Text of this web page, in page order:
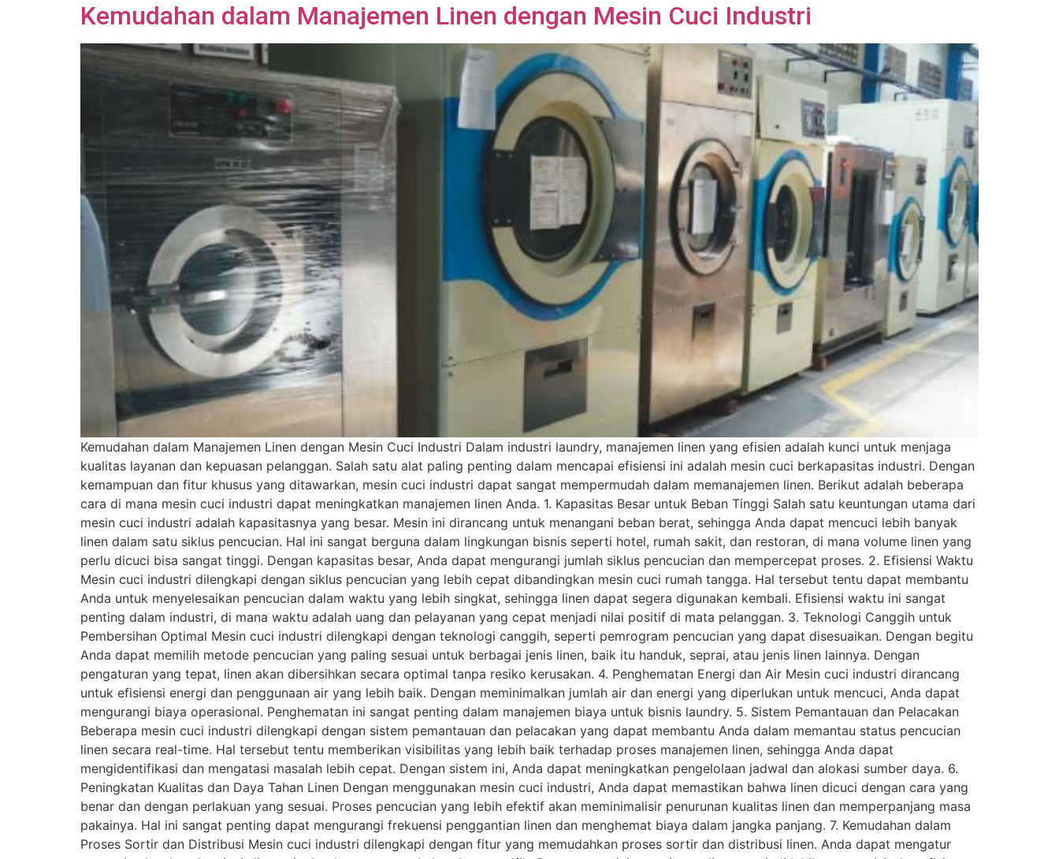
Kemudahan dalam Manajemen Linen dengan Mesin Cuci Industri
Kemudahan dalam Manajemen Linen dengan Mesin Cuci Industri Dalam industri laundry, manajemen linen yang efisien adalah kunci untuk menjaga
kualitas layanan dan kepuasan pelanggan. Salah satu alat paling penting dalam mencapai efisiensi ini adalah mesin cuci berkapasitas industri. Dengan
kemampuan dan fitur khusus yang ditawarkan, mesin cuci industri dapat sangat mempermudah dalam memanajemen linen. Berikut adalah beberapa
cara di mana mesin cuci industri dapat meningkatkan manajemen linen Anda. 1. Kapasitas Besar untuk Beban Tinggi Salah satu keuntungan utama dari
mesin cuci industri adalah kapasitasnya yang besar. Mesin ini dirancang untuk menangani beban berat, sehingga Anda dapat mencuci lebih banyak
linen dalam satu siklus pencucian. Hal ini sangat berguna dalam lingkungan bisnis seperti hotel, rumah sakit, dan restoran, di mana volume linen yang
perlu dicuci bisa sangat tinggi. Dengan kapasitas besar, Anda dapat mengurangi jumlah siklus pencucian dan mempercepat proses. 2. Efisiensi Waktu
Mesin cuci industri dilengkapi dengan siklus pencucian yang lebih cepat dibandingkan mesin cuci rumah tangga. Hal tersebut tentu dapat membantu
Anda untuk menyelesaikan pencucian dalam waktu yang lebih singkat, sehingga linen dapat segera digunakan kembali. Efisiensi waktu ini sangat
penting dalam industri, di mana waktu adalah uang dan pelayanan yang cepat menjadi nilai positif di mata pelanggan. 3. Teknologi Canggih untuk
Pembersihan Optimal Mesin cuci industri dilengkapi dengan teknologi canggih, seperti pemrogram pencucian yang dapat disesuaikan. Dengan begitu
Anda dapat memilih metode pencucian yang paling sesuai untuk berbagai jenis linen, baik itu handuk, seprai, atau jenis linen lainnya. Dengan
pengaturan yang tepat, linen akan dibersihkan secara optimal tanpa resiko kerusakan. 4. Penghematan Energi dan Air Mesin cuci industri dirancang
untuk efisiensi energi dan penggunaan air yang lebih baik. Dengan meminimalkan jumlah air dan energi yang diperlukan untuk mencuci, Anda dapat
mengurangi biaya operasional. Penghematan ini sangat penting dalam manajemen biaya untuk bisnis laundry. 5. Sistem Pemantauan dan Pelacakan
Beberapa mesin cuci industri dilengkapi dengan sistem pemantauan dan pelacakan yang dapat membantu Anda dalam memantau status pencucian
linen secara real-time. Hal tersebut tentu memberikan visibilitas yang lebih baik terhadap proses manajemen linen, sehingga Anda dapat
mengidentifikasi dan mengatasi masalah lebih cepat. Dengan sistem ini, Anda dapat meningkatkan pengelolaan jadwal dan alokasi sumber daya. 6.
Peningkatan Kualitas dan Daya Tahan Linen Dengan menggunakan mesin cuci industri, Anda dapat memastikan bahwa linen dicuci dengan cara yang
benar dan dengan perlakuan yang sesuai. Proses pencucian yang lebih efektif akan meminimalisir penurunan kualitas linen dan memperpanjang masa
pakainya. Hal ini sangat penting dapat mengurangi frekuensi penggantian linen dan menghemat biaya dalam jangka panjang. 7. Kemudahan dalam
Proses Sortir dan Distribusi Mesin cuci industri dilengkapi dengan fitur yang memudahkan proses sortir dan distribusi linen. Anda dapat mengatur